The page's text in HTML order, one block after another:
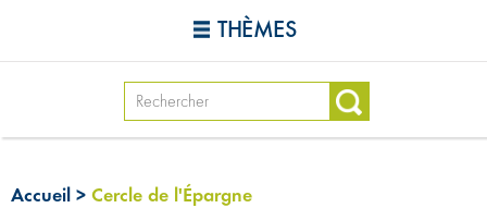
THÈMES
Accueil > Cercle de l'Épargne